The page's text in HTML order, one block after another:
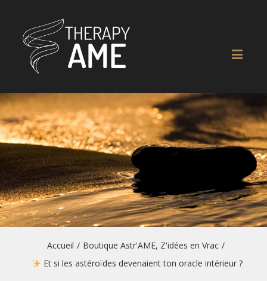
Accueil / Boutique Astr'AME, Z'idées en Vrac /
Et si les astéroïdes devenaient ton oracle intérieur ?